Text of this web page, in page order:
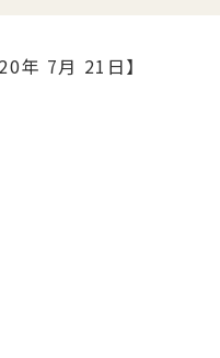
年 7月 21日】